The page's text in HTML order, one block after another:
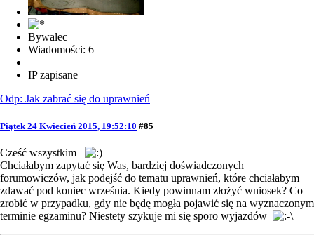
Bywalec
Wiadomości: 6
IP zapisane
Odp: Jak zabrać się do uprawnień
Piątek 24 Kwiecień 2015, 19:52:10 #85
Cześć wszystkim
Chciałabym zapytać się Was, bardziej doświadczonych
forumowiczów, jak podejść do tematu uprawnień, które chciałabym
zdawać pod koniec września. Kiedy powinnam złożyć wniosek? Co
zrobić w przypadku, gdy nie będę mogła pojawić się na wyznaczonym
terminie egzaminu? Niestety szykuje mi się sporo wyjazdów